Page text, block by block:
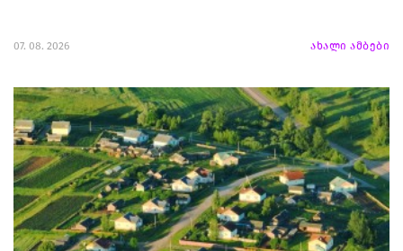
07. 08. 2026 ახალი ამბები